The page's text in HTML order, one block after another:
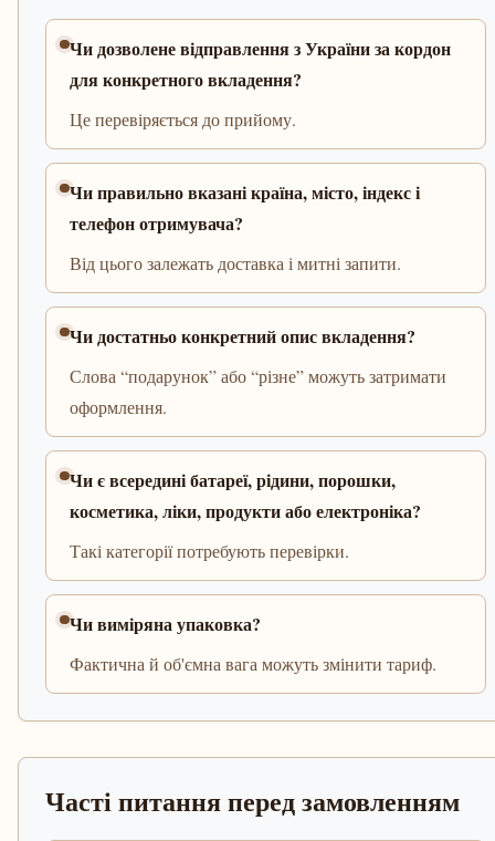
Чи дозволене відправлення з України за кордон
для конкретного вкладення?
Це перевіряється до прийому.
Чи правильно вказані країна, місто, індекс і
телефон отримувача?
Від цього залежать доставка і митні запити.
Чи достатньо конкретний опис вкладення?
Слова “подарунок” або “різне” можуть затримати
оформлення.
Чи є всередині батареї, рідини, порошки,
косметика, ліки, продукти або електроніка?
Такі категорії потребують перевірки.
Чи виміряна упаковка?
Фактична й об'ємна вага можуть змінити тариф.
Часті питання перед замовленням